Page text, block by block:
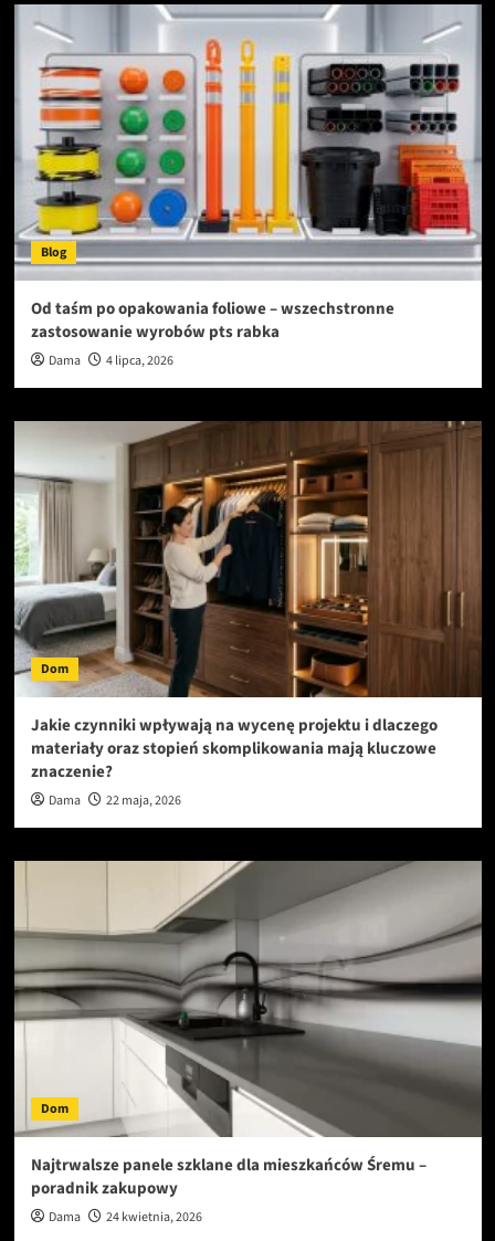
Blog
Od taśm po opakowania foliowe – wszechstronne
zastosowanie wyrobów pts rabka
Dama 4 lipca, 2026
Dom
Jakie czynniki wpływają na wycenę projektu i dlaczego
materiały oraz stopień skomplikowania mają kluczowe
znaczenie?
Dama 22 maja, 2026
Dom
Najtrwalsze panele szklane dla mieszkańców Śremu –
poradnik zakupowy
Dama 24 kwietnia, 2026